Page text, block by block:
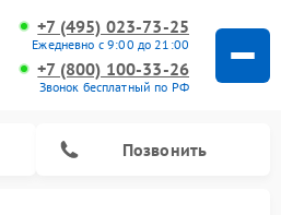
+7 (495) 023-73-25
Ежедневно с 9:00 до 21:00
+7 (800) 100-33-26
Звонок бесплатный по РФ
Позвонить